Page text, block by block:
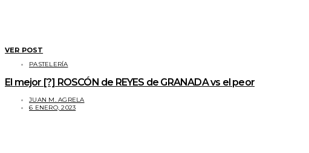
VER POST
PASTELERÍA
El mejor [?] ROSCÓN de REYES de GRANADA vs el peor
JUAN M. AGRELA
6 ENERO, 2023